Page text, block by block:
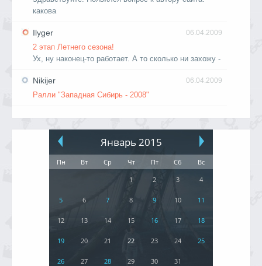
какова
06.04.2009
Ilyger
2 этап Летнего сезона!
Ух, ну наконец-то работает. А то сколько ни захожу -
06.04.2009
Nikijer
Ралли "Западная Сибирь - 2008"
Январь 2015
Пн Вт Ср Чт Пт Сб
Вс
1
2 3 4
5 6 7 8 9 10 11
12 13 14 15 16 17 18
19 20 21 22 23 24 25
26 27 28 29 30 31